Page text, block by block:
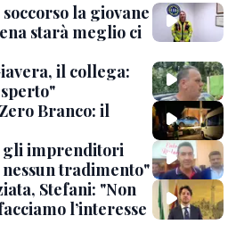
la giovane
starà meglio ci
il collega:
Branco: il
gli imprenditori
tradimento"
Stefani: "Non
l’interesse